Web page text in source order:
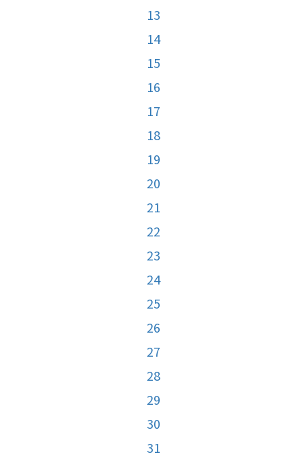
13
14
15
16
17
18
19
20
21
22
23
24
25
26
27
28
29
30
31